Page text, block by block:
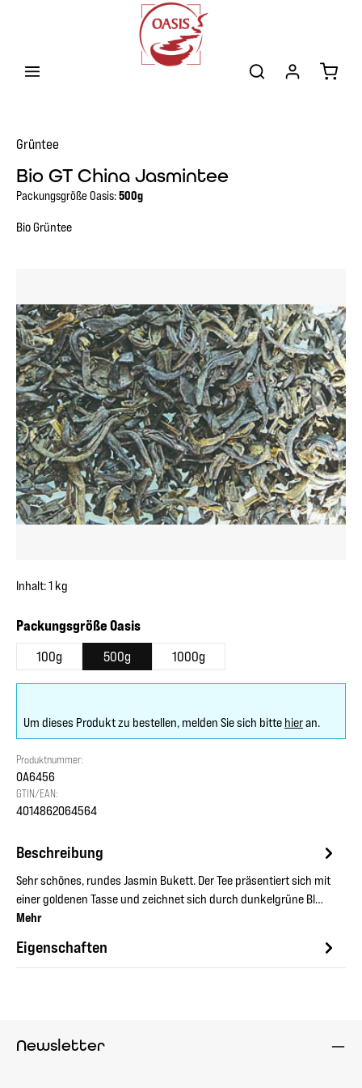
Grüntee
Bio GT China Jasmintee
Packungsgröße Oasis:500g
Bio Grüntee
Inhalt:1 kg
Packungsgröße Oasisauswählen
100g 500g 1000g
Um dieses Produkt zu bestellen, melden Sie sich bitte hieran.
Produktnummer:
OA6456
GTIN/EAN:
4014862064564
Beschreibung
Sehr schönes, rundes Jasmin Bukett. Der Tee präsentiert sich mit
einer goldenen Tasse und zeichnet sich durch dunkelgrüne Bl…
Mehr
Eigenschaften
Newsletter